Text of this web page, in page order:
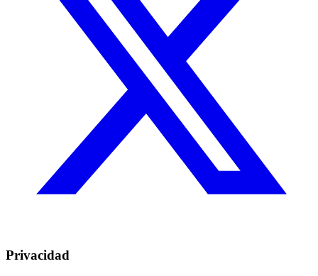
Privacidad